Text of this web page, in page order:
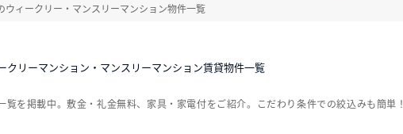
ウィークリー・マンスリーマンション物件一覧
クリーマンション・マンスリーマンション賃貸物件一覧
を掲載中。敷金・礼金無料、家具・家電付をご紹介。こだわり条件での絞込みも簡単！